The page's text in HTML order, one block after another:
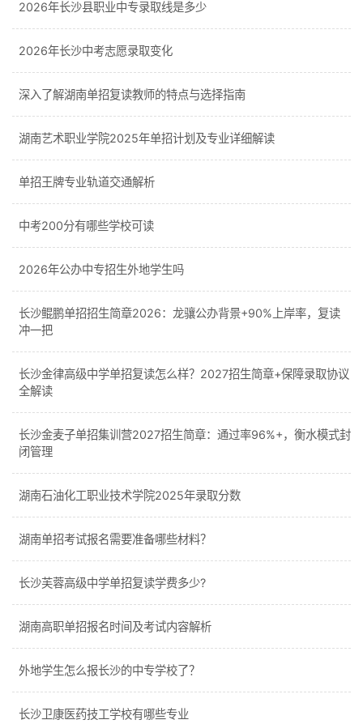
2026年长沙县职业中专录取线是多少
2026年长沙中考志愿录取变化
深入了解湖南单招复读教师的特点与选择指南
湖南艺术职业学院2025年单招计划及专业详细解读
单招王牌专业轨道交通解析
中考200分有哪些学校可读
2026年公办中专招生外地学生吗
长沙鲲鹏单招招生简章2026：龙骧公办背景+90%上岸率，复读
冲一把
长沙金律高级中学单招复读怎么样？2027招生简章+保障录取协议
全解读
长沙金麦子单招集训营2027招生简章：通过率96%+，衡水模式封
闭管理
湖南石油化工职业技术学院2025年录取分数
湖南单招考试报名需要准备哪些材料？
长沙芙蓉高级中学单招复读学费多少?
湖南高职单招报名时间及考试内容解析
外地学生怎么报长沙的中专学校了？
长沙卫康医药技工学校有哪些专业